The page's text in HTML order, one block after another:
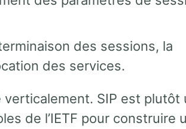
des sessions, la
des services.
verticalement. SIP est plutôt
de l’IETF pour construire